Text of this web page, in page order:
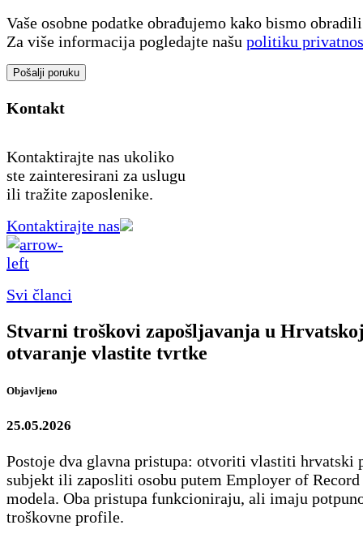
Vaše osobne podatke obrađujemo kako bismo
Za više informacija pogledajte našu politiku
Pošalji poruku
Kontakt
Kontaktirajte nas ukoliko
ste zainteresirani za uslugu
ili tražite zaposlenike.
Kontaktirajte nas
Svi članci
Stvarni troškovi zapošljavanja u
otvaranje vlastite tvrtke
Objavljeno
25.05.2026
Postoje dva glavna pristupa: otvoriti vlastiti hrvatski
subjekt ili zaposliti osobu putem Employer of
modela. Oba pristupa funkcioniraju, ali imaju
troškovne profile.